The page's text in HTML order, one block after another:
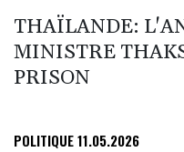
THAÏLANDE:
MINISTRE
PRISON
POLITIQUE11.05.2026